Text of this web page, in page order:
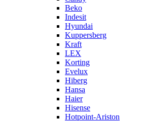
Beko
Indesit
Hyundai
Kuppersberg
Kraft
LEX
Korting
Evelux
Hiberg
Hansa
Haier
Hisense
Hotpoint-Ariston